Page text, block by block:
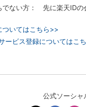
でない方： 先に楽天IDの
ついてはこちら>>
ービス登録についてはこ
公式ソーシャ